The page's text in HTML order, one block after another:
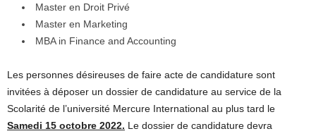
Master en Droit Privé
Master en Marketing
MBA in Finance and Accounting
Les personnes désireuses de faire acte de candidature sont
invitées à déposer un dossier de candidature au service de la
Scolarité de l’université Mercure International au plus tard le
Samedi 15 octobre 2022. Le dossier de candidature devra